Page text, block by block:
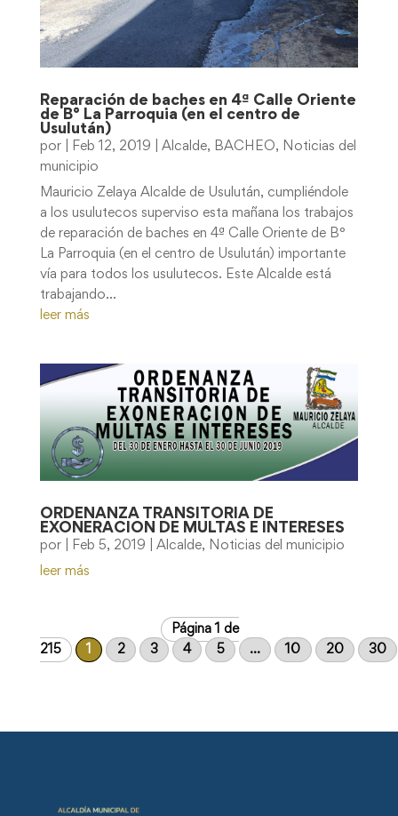
Reparación de baches en 4ª Calle Oriente
de B° La Parroquia (en el centro de
Usulután)
por Feb 12, 2019 Alcalde, BACHEO,
Noticias del
municipio
Mauricio Zelaya Alcalde de Usulután, cumpliéndole
a los usulutecos superviso esta mañana los trabajos
de reparación de baches en 4ª Calle Oriente de B°
La Parroquia (en el centro de Usulután) importante
vía para todos los usulutecos. Este Alcalde está
trabajando...
leer más
ORDENANZA TRANSITORIA DE
EXONERACION DE MULTAS E INTERESES
por Feb 5, 2019 Alcalde, Noticias del municipio
leer más
Página 1 de
215
2 3 4 5 ... 10 20 30